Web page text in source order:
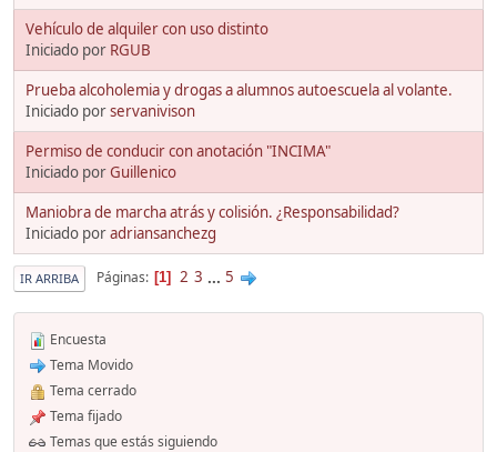
Vehículo de alquiler con uso distinto
Iniciado por RGUB
Prueba alcoholemia y drogas a alumnos autoescuela al volante.
Iniciado porservanivison
Permiso de conducir con anotación "INCIMA"
Iniciado porGuillenico
Maniobra de marcha atrás y colisión. ¿Responsabilidad?
Iniciado poradriansanchezg
IR ARRIBA Páginas 1 2 3 ... 5
Encuesta
Tema Movido
Tema cerrado
Tema fijado
Temas que estás siguiendo